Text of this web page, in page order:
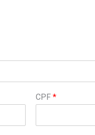
CPF *